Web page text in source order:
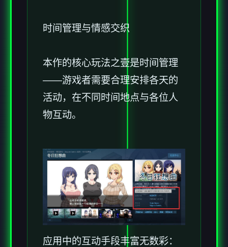
时间管理与情感交织
本作的核心玩法之壹是时间管理
——游戏者需要合理安排各天的
活动，在不同时间地点与各位人
物互动。
应用中的​​互动手段丰富无数彩​​：